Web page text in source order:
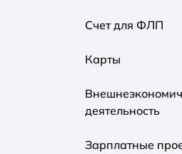
Счет для ФЛП
Карты
деятельность
Зарплатные